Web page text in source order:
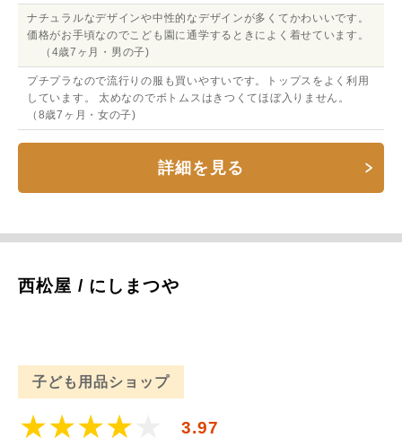
ナチュラルなデザインや中性的なデザインが多くてかわいいです。
価格がお手頃なのでこども園に通学するときによく着せています。
（4歳7ヶ月・男の子)
プチプラなので流行りの服も買いやすいです。トップスをよく利用
しています。 太めなのでボトムスはきつくてほぼ入りません。
（8歳7ヶ月・女の子)
詳細を見る
西松屋 / にしまつや
子ども用品ショップ
3.97